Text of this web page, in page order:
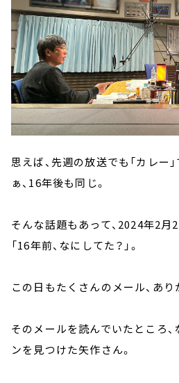
思えば、先週の放送でも「カレー
ぁ、16年後も同じ。
そんな話題もあって、2024年2月
「16年前、なにしてた？」。
この日もたくさんのメール、あり
そのメールを読んでいたところ
ンを見つけた矢作さん。